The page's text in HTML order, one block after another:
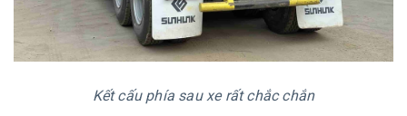
Kết cấu phía sau xe rất chắc chắn